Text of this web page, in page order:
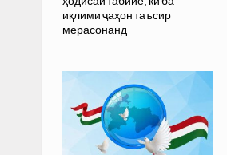
иқлими ҷаҳон таъсир
мерасонанд